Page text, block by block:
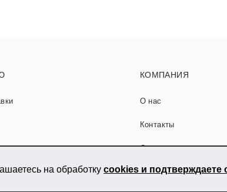
на обработку cookies и подтверждаете
керамогранита
КОМПАНИЯ
О нас
Контакты
Сотрудничество
Карта сайта